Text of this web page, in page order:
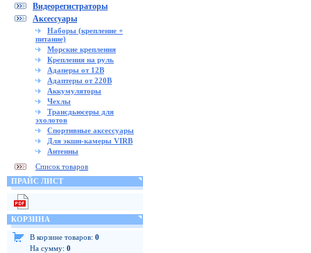
Видеорегистраторы
Аксессуары
Наборы (крепление +
питание)
Морские крепления
Крепления на руль
Адаперы от 12В
Адаптеры от 220В
Аккумуляторы
Чехлы
Трансдьюсеры для
эхолотов
Спортивные аксессуары
Для экшн-камеры VIRB
Антенны
Список товаров
ПРАЙС ЛИСТ
КОРЗИНА
В корзине товаров: 0
На сумму: 0